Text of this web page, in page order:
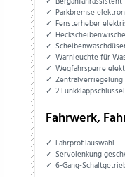
Parkbremse
Fensterheber
Warnleuchte für
Wegfahrsperre
2 Funkklappschlüssel
Fahrwerk,
Fahrprofilauswahl
Servolenkung
6-Gang-